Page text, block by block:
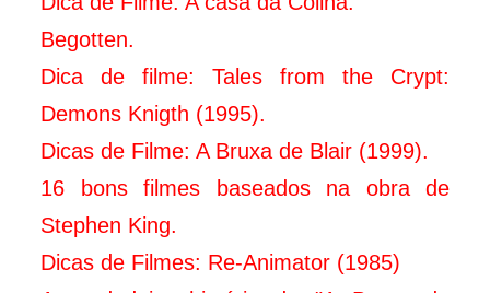
Begotten.
Dica de filme: Tales from the Crypt:
Demons Knigth (1995).
Dicas de Filme: A Bruxa de Blair (1999).
16 bons filmes baseados na obra de
Stephen King.
Dicas de Filmes: Re-Animator (1985)